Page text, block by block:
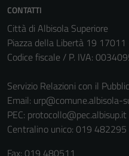
CONTATTI
Città di Albisola Superiore
Piazza della Libertà 19 17011
Codice fiscale / P. IVA:
Servizio Relazioni con il
Email: urp@comune.albisola-
PEC: protocollo@pec.albisup.it
Centralino unico: 019 482295
Fax: 019 480511